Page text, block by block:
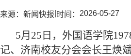
来源： 新闻快报 时间： 2026-05-27
5月25日，外国语学院
记、济南校友分会会长王焕